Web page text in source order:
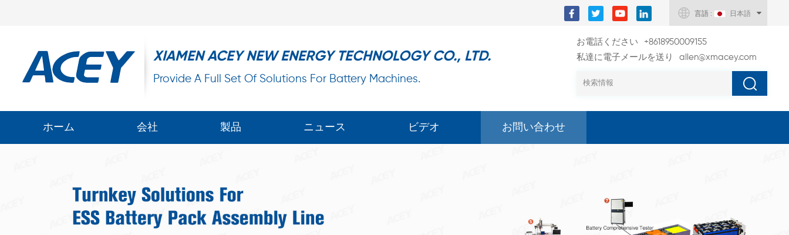
言語 : 日本語
XIAMEN ACEY NEW ENERGY TECHNOLOGY CO., LTD.
Provide A Full Set Of Solutions For Battery Machines.
お電話ください
+8618950009155
私達に電子メールを送り
allen@xmacey.com
ホーム 会社 製品 ニュース ビデオ お問い合わせ